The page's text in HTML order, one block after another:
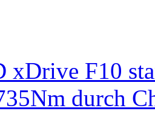
xDrive F10
durch